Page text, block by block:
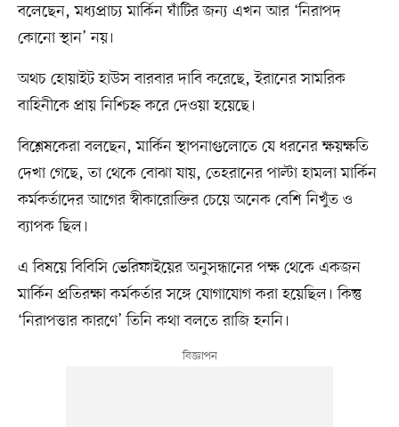
বলেছেন, মধ্যপ্রাচ্য মার্কিন ঘাঁটির জন্য এখন আর ‘নিরাপদ
কোনো স্থান’ নয়।
অথচ হোয়াইট হাউস বারবার দাবি করেছে, ইরানের সামরিক
বাহিনীকে প্রায় নিশ্চিহ্ন করে দেওয়া হয়েছে।
বিশ্লেষকেরা বলছেন, মার্কিন স্থাপনাগুলোতে যে ধরনের ক্ষয়ক্ষতি
দেখা গেছে, তা থেকে বোঝা যায়, তেহরানের পাল্টা হামলা মার্কিন
কর্মকর্তাদের আগের স্বীকারোক্তির চেয়ে অনেক বেশি নিখুঁত ও
ব্যাপক ছিল।
এ বিষয়ে বিবিসি ভেরিফাইয়ের অনুসন্ধানের পক্ষ থেকে একজন
মার্কিন প্রতিরক্ষা কর্মকর্তার সঙ্গে যোগাযোগ করা হয়েছিল। কিন্তু
‘নিরাপত্তার কারণে’ তিনি কথা বলতে রাজি হননি।